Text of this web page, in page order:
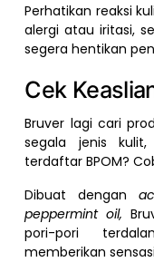
Perhatikan reaksi
alergi atau iritasi,
segera hentikan
Cek
Bruver lagi cari
segala jenis
terdaftar BPOM?
Dibuat dengan
peppermint oil,
pori-pori
memberikan